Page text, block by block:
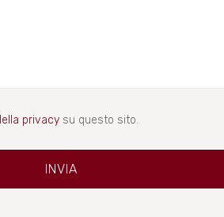
privacy su questo sito.